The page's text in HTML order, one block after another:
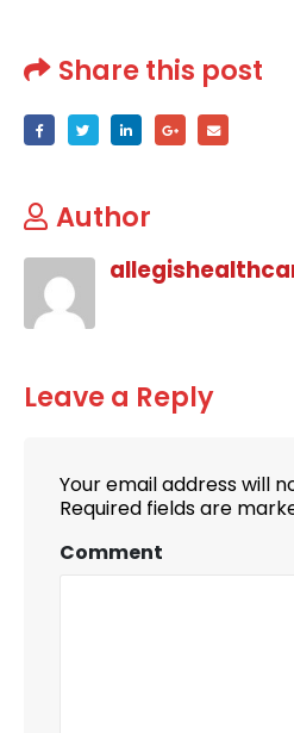
Share this post
Author
Leave a Reply
Your email address will
Required fields are
Comment